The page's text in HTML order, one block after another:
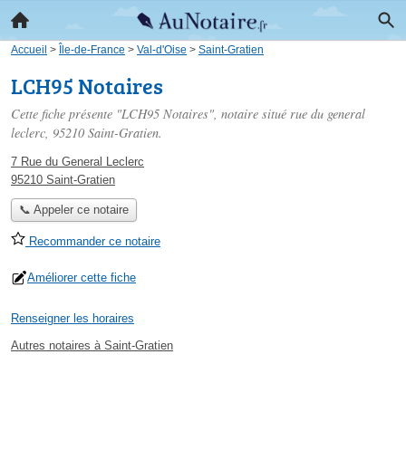
Accueil > Île-de-France > Val-d'Oise > Saint-Gratien
LCH95 Notaires
Cette fiche présente "LCH95 Notaires", notaire situé rue du general
leclerc, 95210 Saint-Gratien.
7 Rue du General Leclerc
95210 Saint-Gratien
📞 Appeler ce notaire
Recommander ce notaire
Améliorer cette fiche
Renseigner les horaires
Autres notaires à Saint-Gratien